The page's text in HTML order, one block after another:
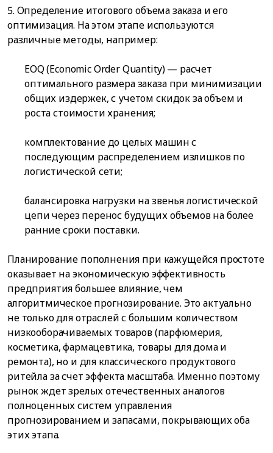
5. Определение итогового объема заказа и его
оптимизация. На этом этапе используются
различные методы, например:
EOQ (Economic Order Quantity) — расчет
оптимального размера заказа при минимизации
общих издержек, с учетом скидок за объем и
роста стоимости хранения;
комплектование до целых машин с
последующим распределением излишков по
логистической сети;
балансировка нагрузки на звенья логистической
цепи через перенос будущих объемов на более
ранние сроки поставки.
Планирование пополнения при кажущейся простоте
оказывает на экономическую эффективность
предприятия большее влияние, чем
алгоритмическое прогнозирование. Это актуально
не только для отраслей с большим количеством
низкооборачиваемых товаров (парфюмерия,
косметика, фармацевтика, товары для дома и
ремонта), но и для классического продуктового
ритейла за счет эффекта масштаба. Именно поэтому
рынок ждет зрелых отечественных аналогов
полноценных систем управления
прогнозированием и запасами, покрывающих оба
этих этапа.